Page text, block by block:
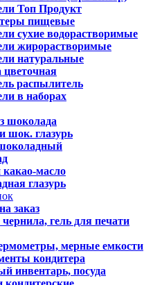
Топ Продукт
пищевые
сухие водорастворимые
жирорастворимые
натуральные
распылитель
в наборах
шоколада
шок. глазурь
масло
глазурь
заказ
гель для печати
мерные емкости
кондитера
инвентарь, посуда